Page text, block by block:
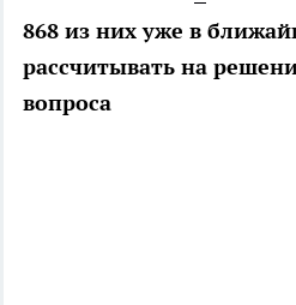
868 из них уже в
рассчитывать на
вопроса